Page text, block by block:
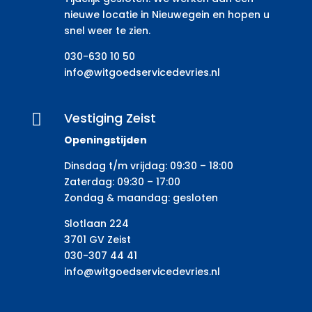
nieuwe locatie in Nieuwegein en hopen u
snel weer te zien.
030-630 10 50
info@witgoedservicedevries.nl
 Vestiging Zeist
Openingstijden
Dinsdag t/m vrijdag: 09:30 – 18:00
Zaterdag: 09:30 – 17:00
Zondag & maandag: gesloten
Slotlaan 224
3701 GV Zeist
030-307 44 41
info@witgoedservicedevries.nl